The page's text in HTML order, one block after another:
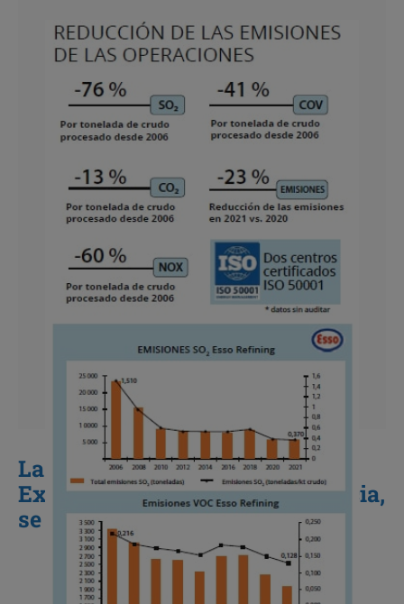
La estrategia climática de
ExxonMobil, Esso SAF en Francia,
se basa en cuatro pilares: